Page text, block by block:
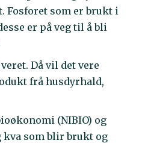
Fosforet som er brukt i
er på veg til å bli
Då vil det vere
frå husdyrhald,
(NIBIO) og
kva som blir brukt og